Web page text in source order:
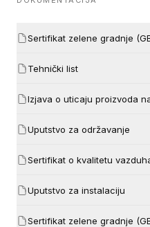
Sertifikat zelene gradnje
Tehnički list
Izjava o uticaju proizvoda
Uputstvo za održavanje
Sertifikat o kvalitetu
Uputstvo za instalaciju
Sertifikat zelene gradnje